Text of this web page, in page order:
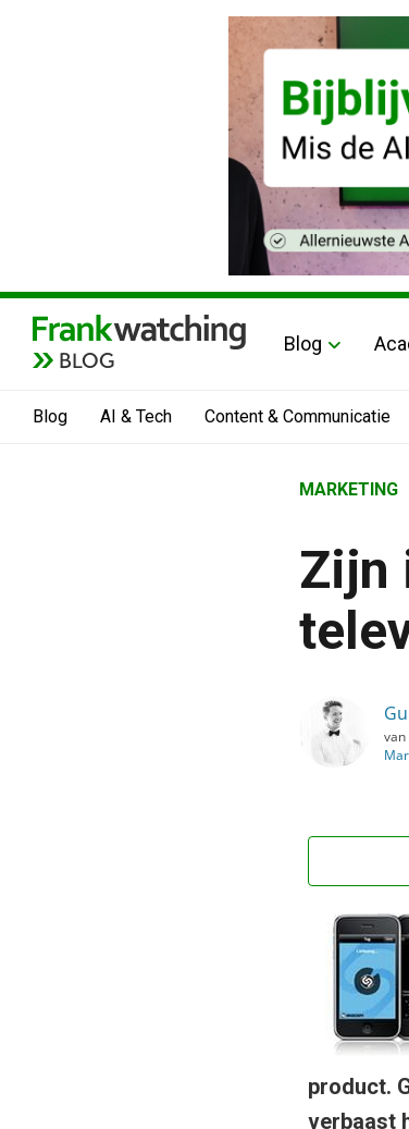
BLOG
Blog
Blog AI & Tech Content & Communicatie
›
›
Marketing
›
MARKETING
Zijn
van
product.
verbaast